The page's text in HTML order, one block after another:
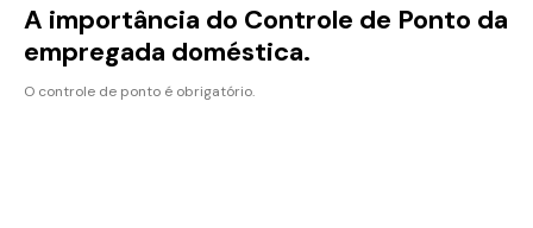
A importância do Controle de Ponto da
empregada doméstica.
O controle de ponto é obrigatório.